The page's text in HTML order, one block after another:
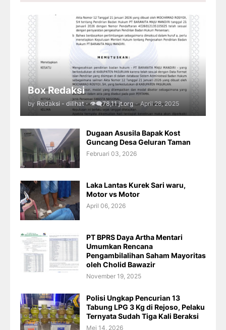
Box Redaksi
by Redaksi - dilihat - 👁️‍🗨️78,11 jt.org - April 28, 2025
Dugaan Asusila Bapak Kost
Guncang Desa Geluran Taman
Februari 03, 2026
Laka Lantas Kurek Sari waru,
Motor vs Motor
April 06, 2026
PT BPRS Daya Artha Mentari
Umumkan Rencana
Pengambilalihan Saham Mayoritas
oleh Cholid Bawazir
November 19, 2025
Polisi Ungkap Pencurian 13
Tabung LPG 3 Kg di Rejoso, Pelaku
Ternyata Sudah Tiga Kali Beraksi
Mei 14, 2026